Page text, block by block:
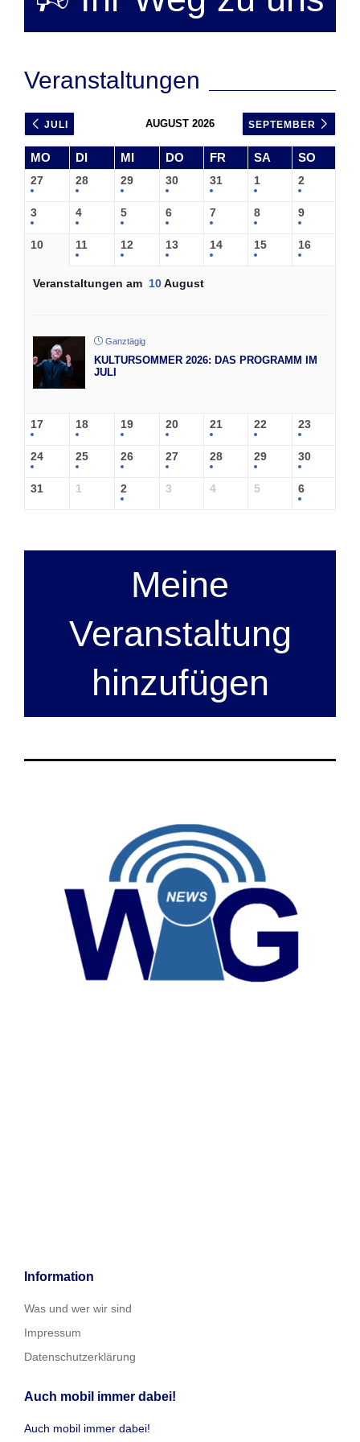
Veranstaltungen
JULI AUGUST 2026 SEPTEMBER
MO DI MI DO FR SA SO
27 28 29 30 31 1 2
3 4 5 6 7 8 9
10 11 12 13 14 15 16
Veranstaltungen am 10August
Ganztägig
KULTURSOMMER 2026: DAS PROGRAMM IM
JULI
17 18 19 20 21 22 23
24 25 26 27 28 29 30
31 1 2 3 4 5 6
Meine
Veranstaltung
hinzufügen
Information
Was und wer wir sind
Impressum
Datenschutzerklärung
Auch mobil immer dabei!
Auch mobil immer dabei!